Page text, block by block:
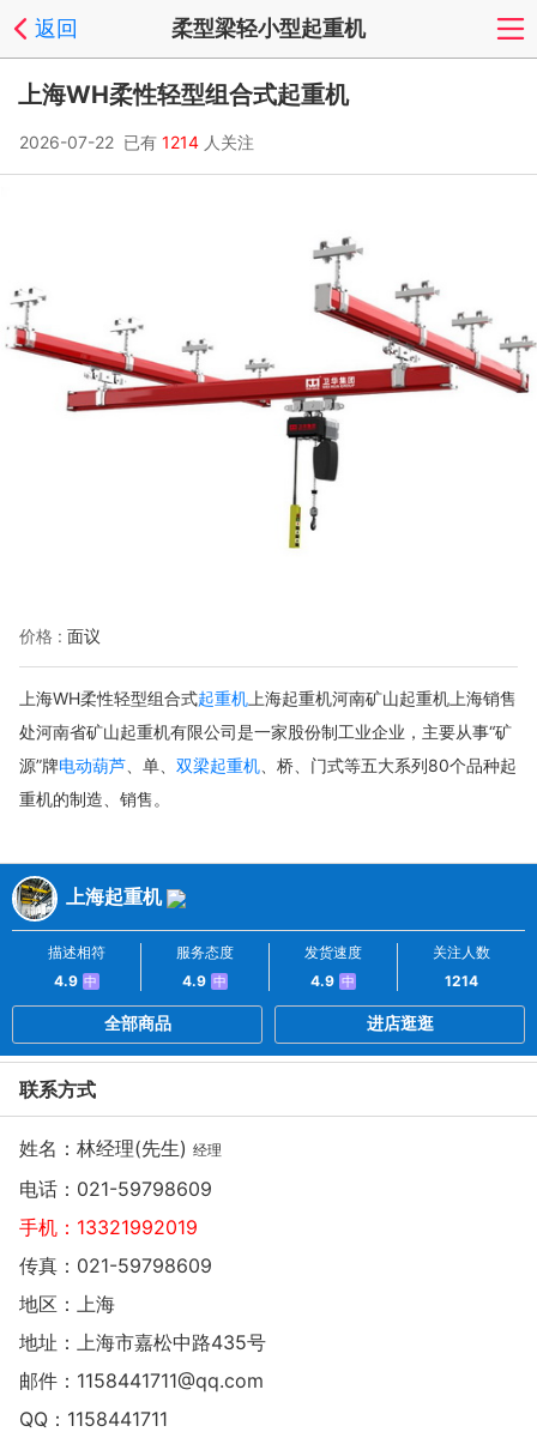
返回 柔型梁轻小型起重机
上海WH柔性轻型组合式起重机
2026-07-22 已有 1214 人关注
价格 : 面议
上海WH柔性轻型组合式起重机 上海起重机河南矿山起重机上海销售
处河南省矿山起重机有限公司是一家股份制工业企业，主要从事“矿
源”牌电动葫芦 、单、 双梁起重机 、桥、门式等五大系列80个品种起
重机的制造、销售。
上海起重机
描述相符
4.9 中
服务态度
4.9 中
发货速度
4.9 中
关注人数
1214
全部商品 进店逛逛
联系方式
姓名：林经理(先生) 经理
电话： 021-59798609
手机： 13321992019
传真：021-59798609
地区：上海
地址：
上海市嘉松中路435号
邮件： 1158441711@qq.com
QQ： 1158441711